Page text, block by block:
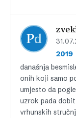
2019
današnja
onih koji samo
umjesto da
uzrok pada
vrhunskih